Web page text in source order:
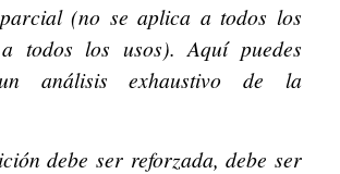
(no se aplica a todos los
todos los usos). Aquí puedes
análisis exhaustivo de la
debe ser reforzada, debe ser